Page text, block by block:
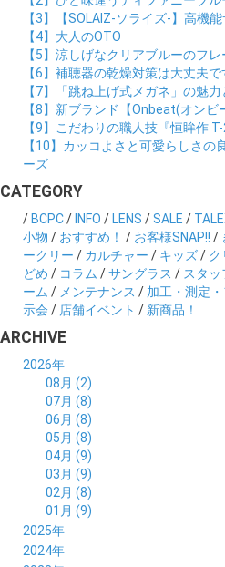
【3】【SOLAIZ-ソライズ-】高機
【4】大人のOTO
【5】涼しげなクリアブルーのフ
【6】補聴器の乾燥対策は大丈夫で
【7】「跳ね上げ式メガネ」の魅力
【8】新ブランド【Onbeat(オンビ
【9】こだわりの職人技『恒眸作 T-
【10】カッコよさと可愛らしさ
ーズ
CATEGORY
/ BCPC/ INFO / LENS /SALE /
小物 / おすすめ！ / お客様SNAP!! /
ークリー / カルチャー / キッズ/ ク
どめ / コラム /サングラス / スタッ
ーム / メンテナンス / 加工・測定
示会 / 店舗イベント / 新商品！
ARCHIVE
2026年
08月 (2)
07月 (8)
06月 (8)
05月 (8)
04月 (9)
03月 (9)
02月 (8)
01月 (9)
2025年
12月 (10)
2024年